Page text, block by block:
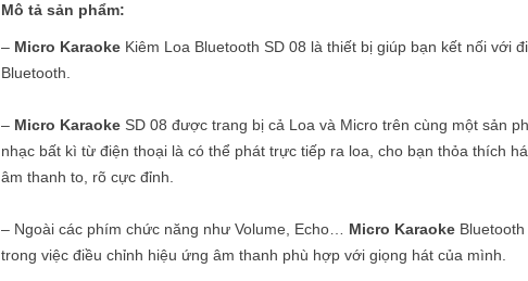
Mô tả sản phẩm:
– Micro Karaoke Kiêm Loa Bluetooth SD 08 là thiết bị giúp bạn kết nối với
Bluetooth.
– Micro Karaoke SD 08 được trang bị cả Loa và Micro trên cùng một sản
nhạc bất kì từ điện thoại là có thể phát trực tiếp ra loa, cho bạn thỏa thích
âm thanh to, rõ cực đỉnh.
– Ngoài các phím chức năng như Volume, Echo… Micro Karaoke
trong việc điều chỉnh hiệu ứng âm thanh phù hợp với giọng hát của mình.